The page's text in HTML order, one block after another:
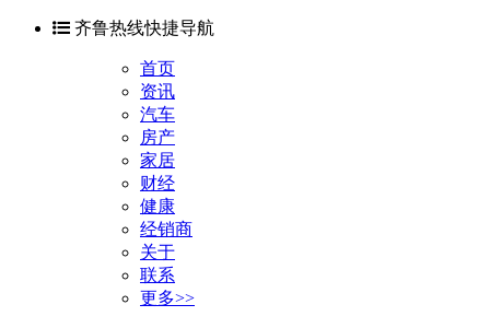
齐鲁热线快捷导航
首页
资讯
汽车
房产
家居
财经
健康
经销商
关于
联系
更多>>